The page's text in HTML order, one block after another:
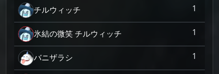
チルウィッチ 1
氷結の微笑 チルウィッチ 1
バニザラシ 1